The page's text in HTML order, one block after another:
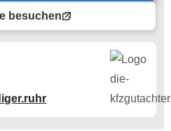
besuchen